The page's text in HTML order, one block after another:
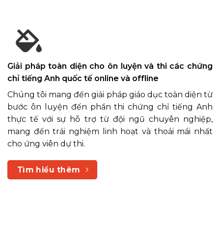
Giải pháp toàn diện cho ôn luyện và thi các chứng
chỉ tiếng Anh quốc tế online và offline
Chúng tôi mang đến giải pháp giáo dục toàn diện từ
bước ôn luyện đến phần thi chứng chỉ tiếng Anh
thực tế với sự hỗ trợ từ đội ngũ chuyên nghiệp,
mang đến trải nghiệm linh hoạt và thoải mái nhất
cho ứng viên dự thi.
Tìm hiểu thêm